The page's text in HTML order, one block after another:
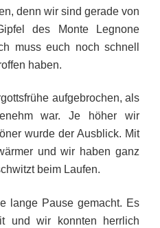
denn wir sind gerade von
des Monte Legnone
muss euch noch schnell
haben.
aufgebrochen, als
war. Je höher wir
wurde der Ausblick. Mit
und wir haben ganz
beim Laufen.
lange Pause gemacht. Es
und wir konnten herrlich